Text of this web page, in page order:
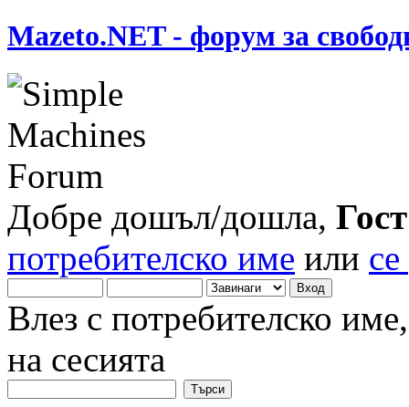
Mazeto.NET - форум за
Добре дошъл/дошла, Гост
потребителско име или
Влез с потребителско
на сесията